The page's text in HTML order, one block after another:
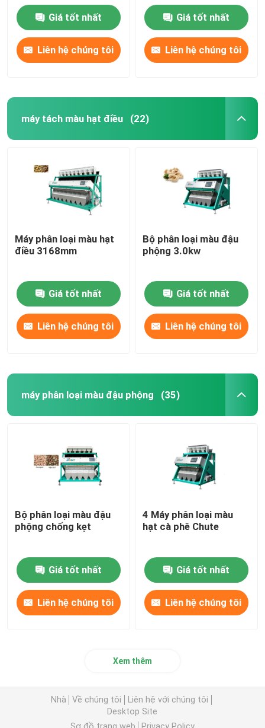
Giá tốt nhất
Liên hệ chúng tôi
Giá tốt nhất
Liên hệ chúng tôi
máy tách màu hạt điều (22)
Máy phân loại màu hạt
điều 3168mm
Giá tốt nhất
Liên hệ chúng tôi
Bộ phân loại màu đậu
phộng 3.0kw
Giá tốt nhất
Liên hệ chúng tôi
máy phân loại màu đậu phộng (35)
Bộ phân loại màu đậu
phộng chống kẹt
Giá tốt nhất
Liên hệ chúng tôi
4 Máy phân loại màu
hạt cà phê Chute
Giá tốt nhất
Liên hệ chúng tôi
Xem thêm
Nhà Về chúng tôi
Liên hệ với chúng tôi
Desktop Site
Sơ đồ trang web
Privacy Policy